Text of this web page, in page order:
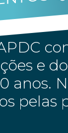
e
anos.
pelas